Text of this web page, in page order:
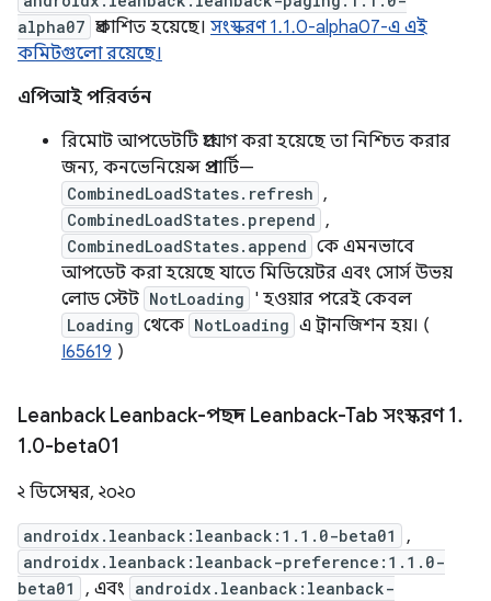
alpha07 প্রকাশিত হয়েছে। সংস্করণ 1.1.0-alpha07-এ এই
কমিটগুলো রয়েছে।
এপিআই পরিবর্তন
রিমোট আপডেটটি প্রয়োগ করা হয়েছে তা নিশ্চিত করার
জন্য, কনভেনিয়েন্স প্রপার্টি—
CombinedLoadStates.refresh ,
CombinedLoadStates.prepend ,
CombinedLoadStates.append কে এমনভাবে
আপডেট করা হয়েছে যাতে মিডিয়েটর এবং সোর্স উভয়
লোড স্টেট NotLoading ' হওয়ার পরেই কেবল
Loading থেকে NotLoading এ ট্রানজিশন হয়। (
I65619 )
Leanback Leanback-পছন্দ Leanback-Tab সংস্করণ 1.
1.0-beta01
২ ডিসেম্বর, ২০২০
androidx.leanback:leanback:1.1.0-beta01 ,
androidx.leanback:leanback-preference:1.1.0-
beta01
, এবং androidx.leanback:leanback-